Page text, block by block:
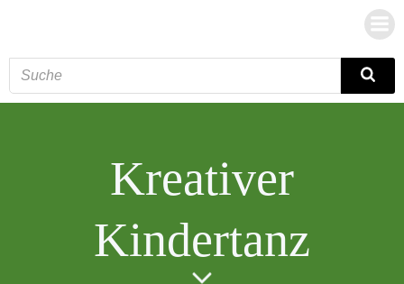
Kreativer
Kindertanz